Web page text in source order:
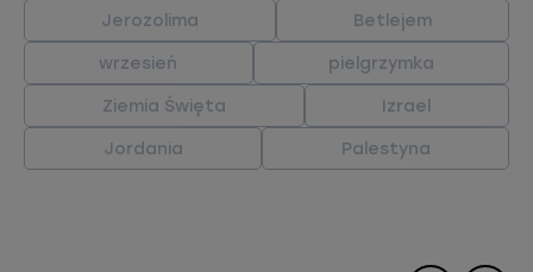
Jerozolima Betlejem
wrzesień pielgrzymka
Ziemia Święta Izrael
Jordania Palestyna